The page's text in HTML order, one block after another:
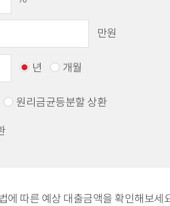
만원
년 개월
원리금균등분할 상환
에 따른 예상 대출금액을 확인해보세